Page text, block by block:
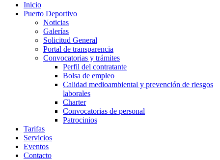
Inicio
Puerto Deportivo
Noticias
Galerías
Solicitud General
Portal de transparencia
Convocatorias y trámites
Perfil del contratante
Bolsa de empleo
Calidad medioambiental y prevención de riesgos
laborales
Charter
Convocatorias de personal
Patrocinios
Tarifas
Servicios
Eventos
Contacto